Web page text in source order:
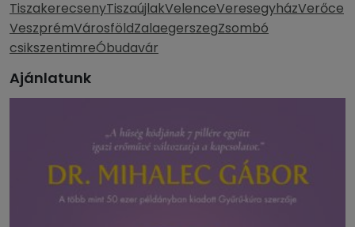
TiszakerecsenyTiszaújlakVelenceVeresegyházVerőce
VeszprémVárosföldZalaegerszegZsombó
csikszentimreÓbudavár
Ajánlatunk